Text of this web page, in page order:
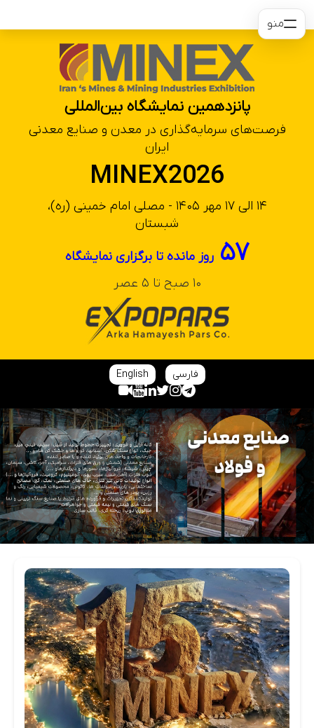
منو
پانزدهمین نمایشگاه بین‌المللی
فرصت‌های سرمایه‌گذاری در معدن و صنایع معدنی
ایران
MINEX2026
۱۴ الی ۱۷ مهر ۱۴۰۵ - مصلی امام خمینی (ره)،
شبستان
۵۷ روز مانده تا برگزاری نمایشگاه
۱۰ صبح تا ۵ عصر
فارسی English